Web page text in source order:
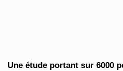
Une étude portant sur 6000